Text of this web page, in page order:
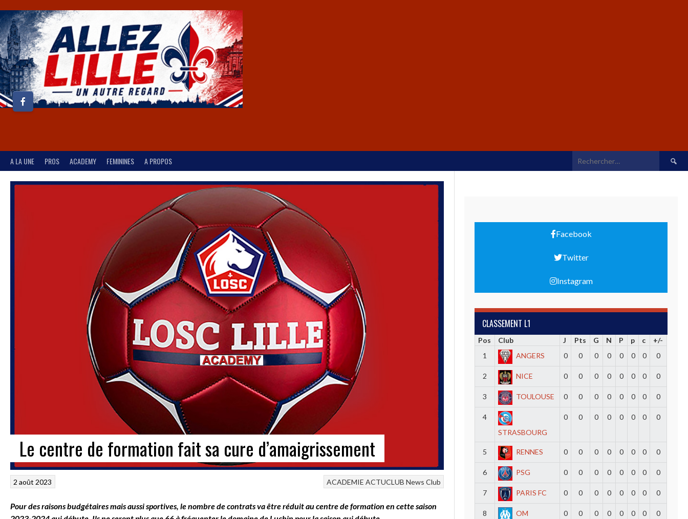
A LA UNE PROS ACADEMY FEMININES A PROPOS
Le centre de formation fait sa cure d’amaigrissement
ACADEMIE ACTUCLUB News Club
2 août 2023
Pour des raisons budgétaires mais aussi sportives, le nombre de contrats va être réduit au centre de formation en cette saison
Facebook
Twitter
Instagram
CLASSEMENT L1
Pos Club J Pts G N P p c
+/-
1
ANGERS 0 0 0 0 0 0 0 0
2 NICE 0 0 0 0 0 0 0 0
3 TOULOUSE 0 0 0 0 0 0 0 0
4
STRASBOURG
0 0 0 0 0 0 0 0
5 RENNES 0 0 0 0 0 0 0 0
6 PSG 0 0 0 0 0 0 0 0
7 PARIS FC 0 0 0 0 0 0 0 0
8 OM 0 0 0 0 0 0 0 0